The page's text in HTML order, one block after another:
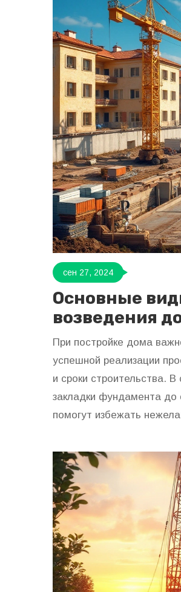
сен 27, 2024
Основные
возведения
При постройке дома
успешной реализации
и сроки строительства.
закладки фундамента до
помогут избежать